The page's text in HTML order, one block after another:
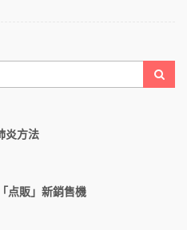
炎方法
点販」新銷售機